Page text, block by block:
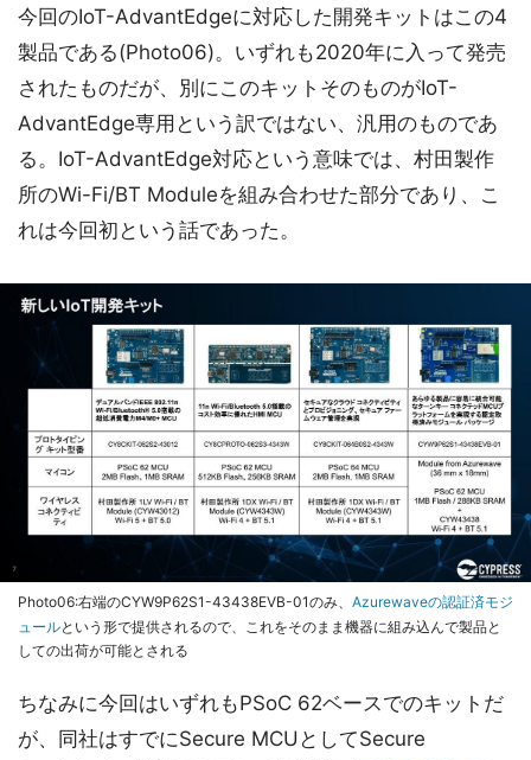
今回のIoT-AdvantEdgeに対応した開発キットはこの4
製品である(Photo06)。いずれも2020年に入って発売
されたものだが、別にこのキットそのものがIoT-
AdvantEdge専用という訳ではない、汎用のものであ
る。IoT-AdvantEdge対応という意味では、村田製作
所のWi-Fi/BT Moduleを組み合わせた部分であり、こ
れは今回初という話であった。
Photo06:右端のCYW9P62S1-43438EVB-01のみ、 Azurewaveの認証済モジ
ュールという形で提供されるので、これをそのまま機器に組み込んで製品と
しての出荷が可能とされる
ちなみに今回はいずれもPSoC 62ベースでのキットだ
が、同社はすでにSecure MCUとしてSecure